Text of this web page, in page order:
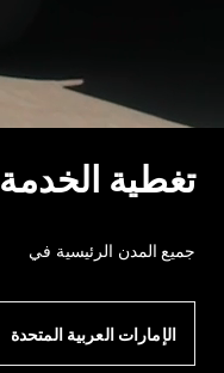
تغطية الخدمة
جميع المدن الرئيسية في
الإمارات العربية المتحدة